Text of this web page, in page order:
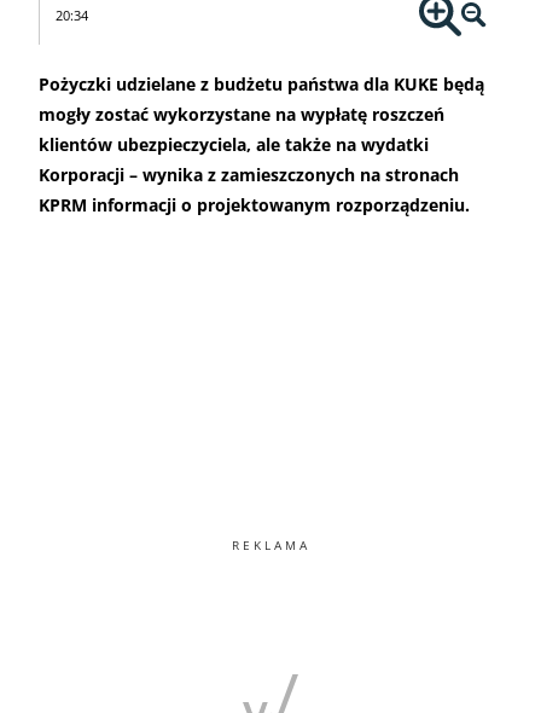
20:34
Pożyczki udzielane z budżetu państwa dla KUKE będą
mogły zostać wykorzystane na wypłatę roszczeń
klientów ubezpieczyciela, ale także na wydatki
Korporacji – wynika z zamieszczonych na stronach
KPRM informacji o projektowanym rozporządzeniu.
REKLAMA